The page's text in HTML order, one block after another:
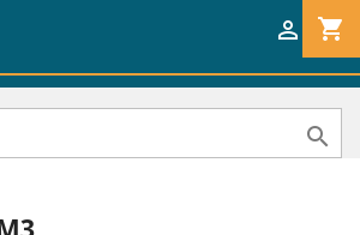
shopping_cart

